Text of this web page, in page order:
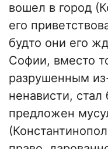
вошел в город
его
будто они его
Софии, вместо
разрушенным
ненависти,
предложен